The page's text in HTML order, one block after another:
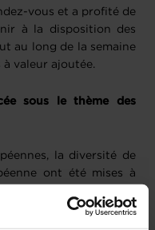
vous et a profité de
à la disposition des
au long de la semaine
à valeur ajoutée.
sous le thème des
la diversité de
ont été mises à
de l’Union